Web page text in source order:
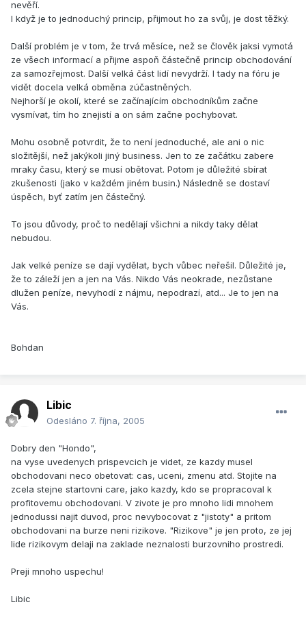
nevěří.
I když je to jednoduchý princip, přijmout ho za svůj, je dost těžký.
Další problém je v tom, že trvá měsíce, než se člověk jaksi vymotá
ze všech informací a přijme aspoň částečně princip obchodování
za samozřejmost. Další velká část lidí nevydrží. I tady na fóru je
vidět docela velká obměna zúčastněných.
Nejhorší je okolí, které se začínajícím obchodníkům začne
vysmívat, tím ho znejistí a on sám začne pochybovat.
Mohu osobně potvrdit, že to není jednoduché, ale ani o nic
složitější, než jakýkoli jiný business. Jen to ze začátku zabere
mraky času, který se musí obětovat. Potom je důležité sbírat
zkušenosti (jako v každém jiném busin.) Následně se dostaví
úspěch, byť zatím jen částečný.
To jsou důvody, proč to nedělají všichni a nikdy taky dělat
nebudou.
Jak velké peníze se dají vydělat, bych vůbec neřešil. Důležité je,
že to záleží jen a jen na Vás. Nikdo Vás neokrade, nezůstane
dlužen peníze, nevyhodí z nájmu, nepodrazí, atd... Je to jen na
Vás.
Bohdan
Libic
Odesláno 7. října, 2005
Dobry den "Hondo",
na vyse uvedenych prispevcich je videt, ze kazdy musel
obchodovani neco obetovat: cas, uceni, zmenu atd. Stojite na
zcela stejne startovni care, jako kazdy, kdo se propracoval k
profitovemu obchodovani. V zivote je pro mnoho lidi mnohem
jednodussi najit duvod, proc nevybocovat z "jistoty" a pritom
obchodovani na burze neni rizikove. "Rizikove" je jen proto, ze jej
lide rizikovym delaji na zaklade neznalosti burzovniho prostredi.
Preji mnoho uspechu!
Libic